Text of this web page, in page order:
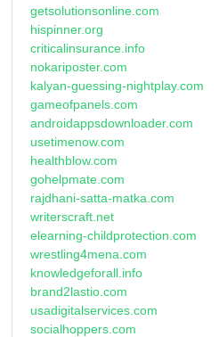
getsolutionsonline.com
hispinner.org
criticalinsurance.info
nokariposter.com
kalyan-guessing-nightplay.com
gameofpanels.com
androidappsdownloader.com
usetimenow.com
healthblow.com
gohelpmate.com
rajdhani-satta-matka.com
writerscraft.net
elearning-childprotection.com
wrestling4mena.com
knowledgeforall.info
brand2lastio.com
usadigitalservices.com
socialhoppers.com